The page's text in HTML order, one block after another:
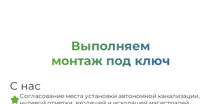
Выполняем
монтаж под ключ
С нас
Согласование места установки автономной канализации,